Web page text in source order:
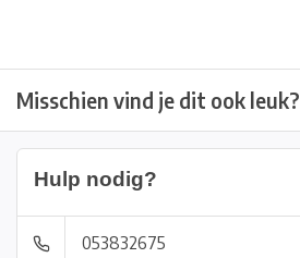
Misschien vind je dit ook leuk?
Hulp nodig?
053832675